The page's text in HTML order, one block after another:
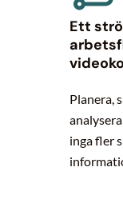
Ett
Planera,
inga fler